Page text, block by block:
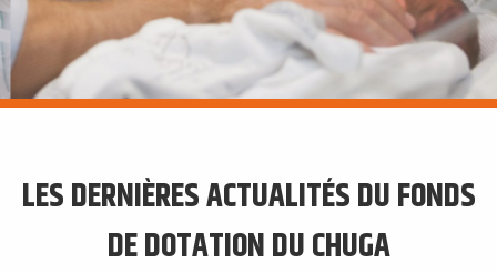
LES DERNIÈRES ACTUALITÉS DU FONDS
DE DOTATION DU CHUGA